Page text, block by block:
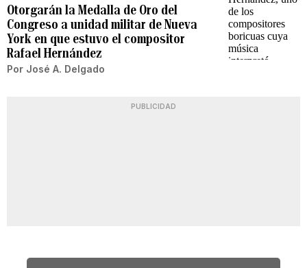
Otorgarán la Medalla de Oro del
Congreso a unidad militar de Nueva
York en que estuvo el compositor
Rafael Hernández
Por José A. Delgado
PUBLICIDAD